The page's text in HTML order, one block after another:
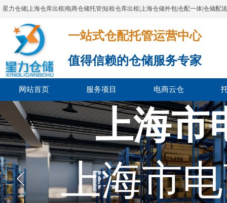
星力仓储|上海仓库出租|电商仓储托管|短租仓库出租|上海仓储外包|仓配一体|仓储配
一站式仓配托管运营中心​​​​​​​​​​​​​​​​​
值得信赖的仓储服务专家
网站首页 服务项目 电商云仓
上海市
上海市